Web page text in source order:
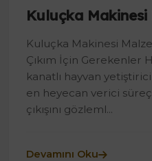
Kuluçka
Kuluçka Makinesi
Çıkım İçin Gerekenler
kanatlı hayvan
en heyecan verici
çıkışını gözleml...
Devamını Oku